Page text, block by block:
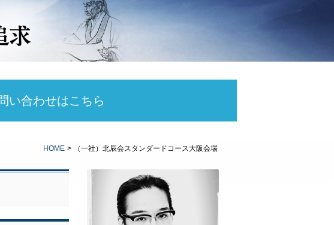
い合わせはこちら
HOME > （一社）北辰会スタンダードコース大阪会場